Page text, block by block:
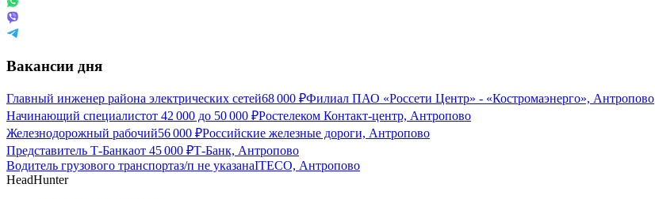
Вакансии дня
Главный инженер района электрических сетей68 000 ₽Филиал ПАО «Россети Центр» - «Костромаэнерго», Антропово
Начинающий специалистот 42 000 до 50 000 ₽Ростелеком Контакт-центр, Антропово
Железнодорожный рабочий56 000 ₽Российские железные дороги, Антропово
Представитель Т-Банкаот 45 000 ₽Т-Банк, Антропово
Водитель грузового транспортаз/п не указанаITECO, Антропово
HeadHunter